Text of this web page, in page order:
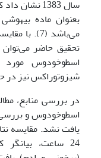
بعنوان ماده
می‌باشد (7).
تحقیق حاضر
اسطوخودوس
شیزوتوراکس نیز در
در بررسی منابع،
اسطوخودوس و بررسی
یافت نشد. مقایسه
24 ساعت،